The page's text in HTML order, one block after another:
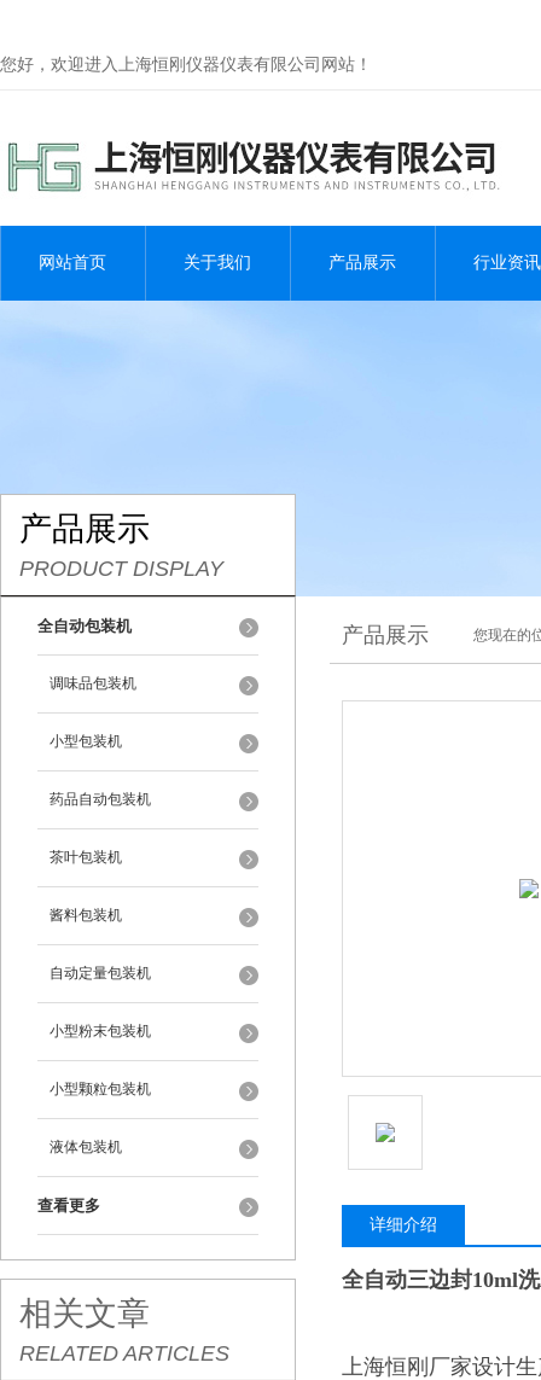
您好，欢迎进入上海恒刚仪器仪表有限公司网站！
网站首页 关于我们 产品展示 行业资讯
产品展示
PRODUCT DISPLAY
全自动包装机
调味品包装机
小型包装机
药品自动包装机
茶叶包装机
酱料包装机
自动定量包装机
小型粉末包装机
小型颗粒包装机
液体包装机
查看更多
相关文章
RELATED ARTICLES
产品展示 您现在的
详细介绍
全自动三边封10ml
上海恒刚厂家设计